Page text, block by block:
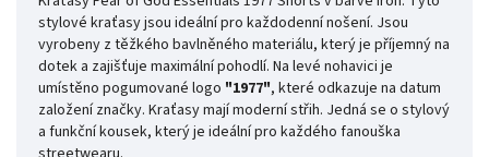
stylové kraťasy jsou ideální pro každodenní nošení. Jsou
vyrobeny z těžkého bavlněného materiálu, který je příjemný na
dotek a zajišťuje maximální pohodlí. Na levé nohavici je
umístěno pogumované logo "1977", které odkazuje na datum
založení značky. Kraťasy mají moderní střih. Jedná se o stylový
a funkční kousek, který je ideální pro každého fanouška